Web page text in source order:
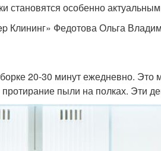
становятся особенно
Клининг» Федотова Ольга
20-30 минут ежедневно. Это
пыли на полках. Эти